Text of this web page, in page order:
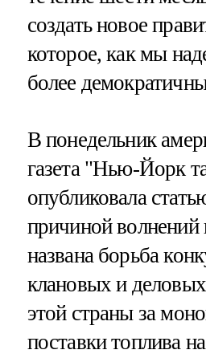
создать новое
которое, как мы
более
В понедельник
газета "Нью-Йорк
опубликовала
причиной волнений
названа борьба
клановых и
этой страны за
поставки топлива